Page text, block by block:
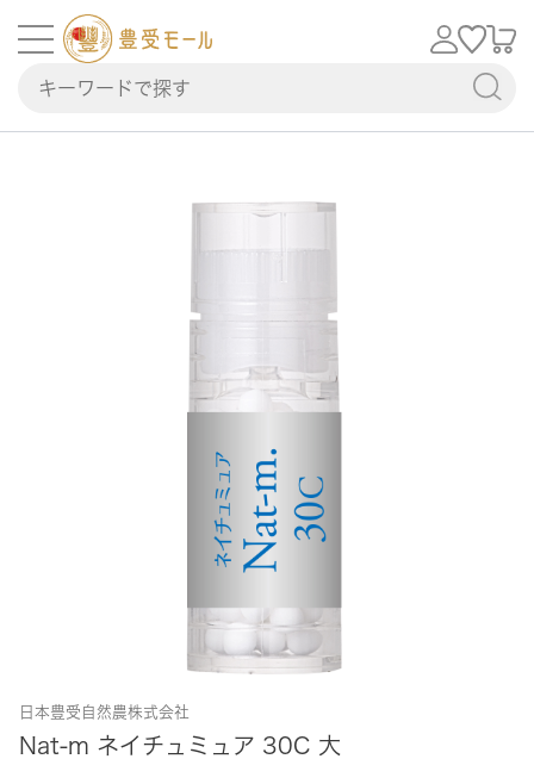
日本豊受自然農株式会社
Nat-m ネイチュミュア 30C 大